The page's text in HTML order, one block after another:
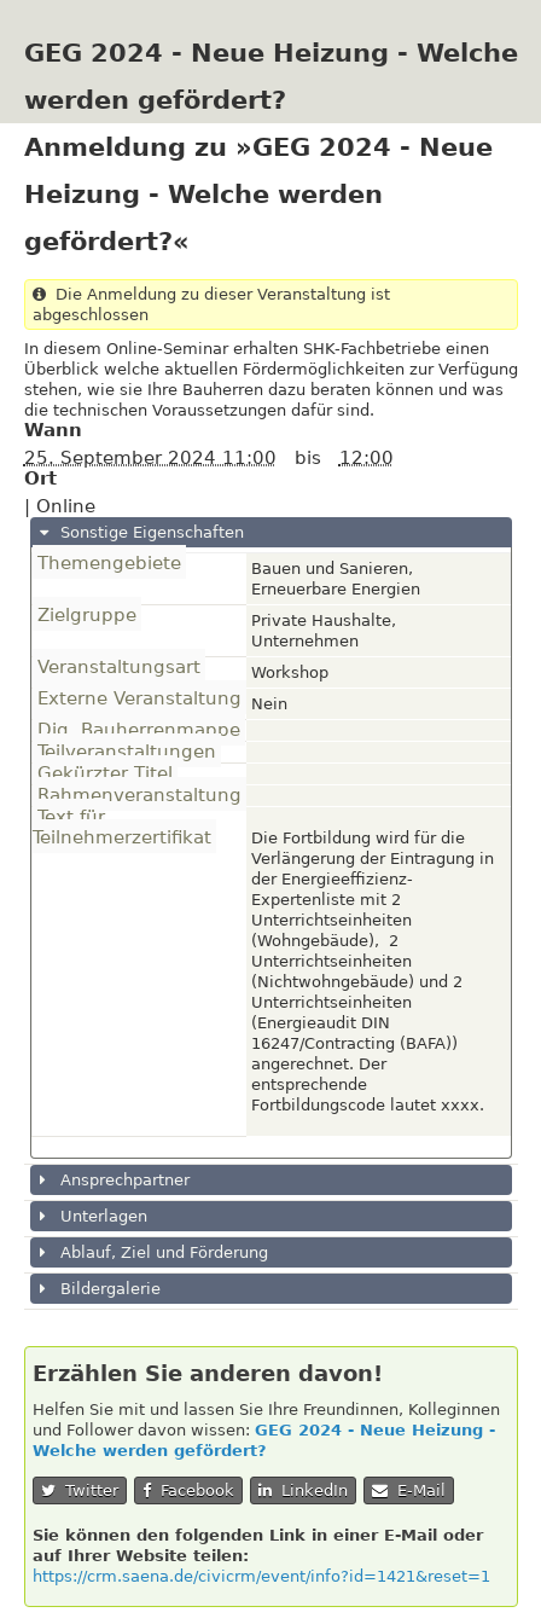
Inhalt
GEG 2024 - Neue Heizung - Welche
werden gefördert?
Anmeldung zu »GEG 2024 - Neue
Heizung - Welche werden
gefördert?«
Die Anmeldung zu dieser Veranstaltung ist
abgeschlossen
In diesem Online-Seminar erhalten SHK-Fachbetriebe einen
Überblick welche aktuellen Fördermöglichkeiten zur Verfügung
stehen, wie sie Ihre Bauherren dazu beraten können und was
die technischen Voraussetzungen dafür sind.
Wann
25. September 2024 11:00 bis 12:00
Ort
| Online
Sonstige Eigenschaften
Themengebiete
Bauen und Sanieren,
Erneuerbare Energien
Zielgruppe
Private Haushalte,
Unternehmen
Veranstaltungsart Workshop
Externe Veranstaltung Nein
Dig. Bauherrenmappe
Teilveranstaltungen
Gekürzter Titel
Rahmenveranstaltung
Text für
Teilnehmerzertifikat
Die Fortbildung wird für die
Verlängerung der Eintragung in
der Energieeffizienz-
Expertenliste mit 2
Unterrichtseinheiten
(Wohngebäude), 2
Unterrichtseinheiten
(Nichtwohngebäude) und 2
Unterrichtseinheiten
(Energieaudit DIN
16247/Contracting (BAFA))
angerechnet. Der
entsprechende
Fortbildungscode lautet xxxx.
Ansprechpartner
Unterlagen
Ablauf, Ziel und Förderung
Bildergalerie
Erzählen Sie anderen davon!
Helfen Sie mit und lassen Sie Ihre Freundinnen, Kolleginnen
und Follower davon wissen: GEG 2024 - Neue Heizung -
Welche werden gefördert?
Twitter Facebook LinkedIn E-Mail
Sie können den folgenden Link in einer E-Mail oder
auf Ihrer Website teilen:
https://crm.saena.de/civicrm/event/info?id=1421&reset=1